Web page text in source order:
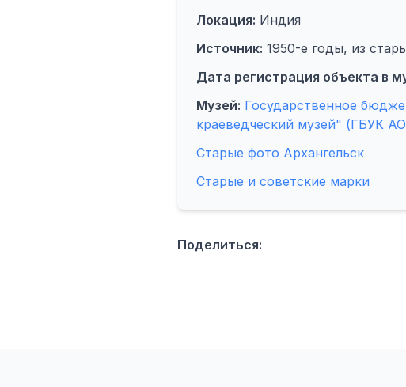
Локация: Индия
Источник: 1950-е годы, из
Дата регистрация объекта в
Музей: Государственное
краеведческий музей" (ГБУК
Старые фото Архангельск
Старые и советские марки
Поделиться: